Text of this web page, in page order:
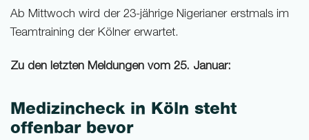
Ab Mittwoch wird der 23-jährige Nigerianer erstmals im
Teamtraining der Kölner erwartet.
Zu den letzten Meldungen vom 25. Januar:
Medizincheck in Köln steht
offenbar bevor